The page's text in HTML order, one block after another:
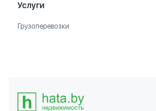
Услуги
Грузоперевозки